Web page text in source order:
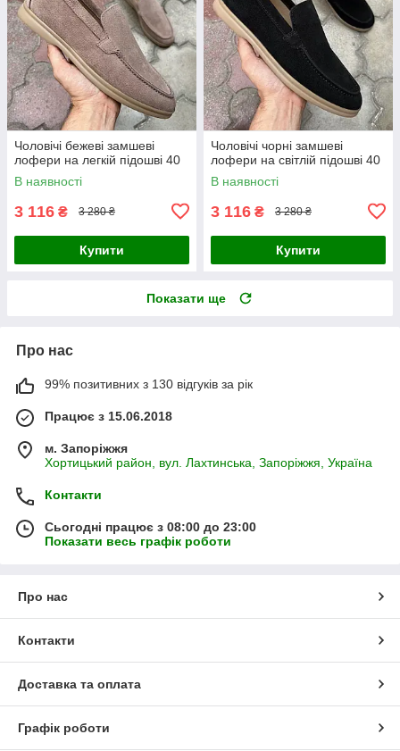
Чоловічі бежеві замшеві
лофери на легкій підошві 40
В наявності
3 116 ₴ 3 280 ₴
Купити
Чоловічі чорні замшеві
лофери на світлій підошві 40
В наявності
3 116 ₴ 3 280 ₴
Купити
Показати ще
Про нас
99% позитивних з 130 відгуків за рік
Працює з 15.06.2018
м. Запоріжжя
Хортицький район, вул. Лахтинська, Запоріжжя, Україна
Контакти
Сьогодні працює з 08:00 до 23:00
Показати весь графік роботи
Про нас
Контакти
Доставка та оплата
Графік роботи